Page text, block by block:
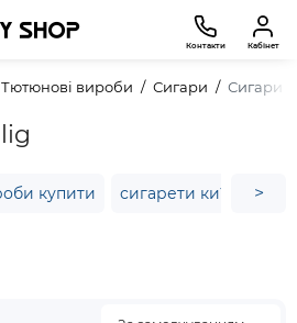
Контакти Кабінет
Тютюнові вироби Сигари Сигари
купити сигарети київ ціна
>